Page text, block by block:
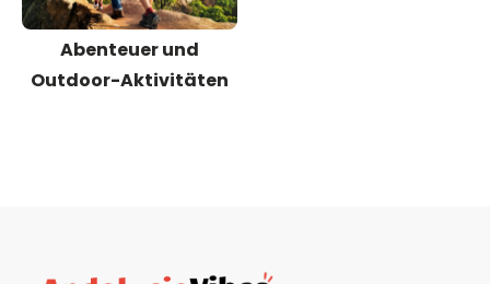
Abenteuer und
Outdoor-Aktivitäten